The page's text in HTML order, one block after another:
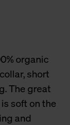
organic
short
The great
soft on the
and